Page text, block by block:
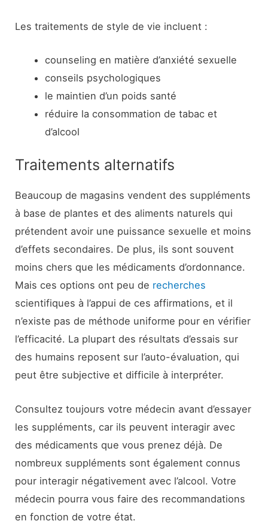
Les traitements de style de vie incluent :
counseling en matière d’anxiété sexuelle
conseils psychologiques
le maintien d’un poids santé
réduire la consommation de tabac et
d’alcool
Traitements alternatifs
Beaucoup de magasins vendent des suppléments
à base de plantes et des aliments naturels qui
prétendent avoir une puissance sexuelle et moins
d’effets secondaires. De plus, ils sont souvent
moins chers que les médicaments d’ordonnance.
Mais ces options ont peu de recherches
scientifiques à l’appui de ces affirmations, et il
n’existe pas de méthode uniforme pour en vérifier
l’efficacité. La plupart des résultats d’essais sur
des humains reposent sur l’auto-évaluation, qui
peut être subjective et difficile à interpréter.
Consultez toujours votre médecin avant d’essayer
les suppléments, car ils peuvent interagir avec
des médicaments que vous prenez déjà. De
nombreux suppléments sont également connus
pour interagir négativement avec l’alcool. Votre
médecin pourra vous faire des recommandations
en fonction de votre état.